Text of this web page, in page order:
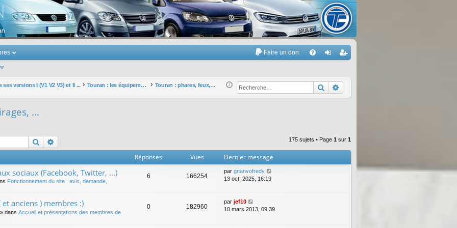
Touran
Faire un don
Q ne
xi
nr
eg
r
versions I (V1 V2 V3) et II ... Touran : les équipements électriques et électroniques Touran : phares, feux, éclairages, ... Rechercher
...
Rechercher 175 sujets • Page 1 sur 1
Réponses Vues Dernier message
sociaux (Facebook, Twitter, ...)
Fonctionnement du site : avis, demande,
6 166254
par gnanvofredy
13 oct. 2025, 16:19
anciens ) membres :)
» dans Accueil et présentations des membres de
0 182960
par jef10
10 mars 2013, 09:39